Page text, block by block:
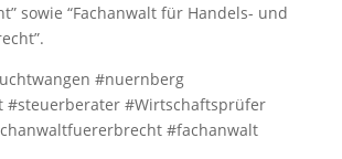
sowie “Fachanwalt für Handels- und
#nuernberg
#steuerberater #Wirtschaftsprüfer
#fachanwalt